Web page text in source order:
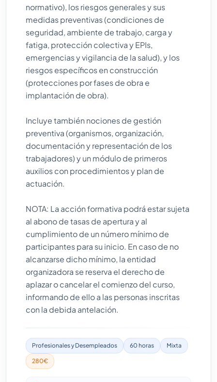
normativo), los riesgos generales y sus
medidas preventivas (condiciones de
seguridad, ambiente de trabajo, carga y
fatiga, protección colectiva y EPIs,
emergencias y vigilancia de la salud), y los
riesgos específicos en construcción
(protecciones por fases de obra e
implantación de obra).
Incluye también nociones de gestión
preventiva (organismos, organización,
documentación y representación de los
trabajadores) y un módulo de primeros
auxilios con procedimientos y plan de
actuación.
NOTA: La acción formativa podrá estar sujeta
al abono de tasas de apertura y al
cumplimiento de un número mínimo de
participantes para su inicio. En caso de no
alcanzarse dicho mínimo, la entidad
organizadora se reserva el derecho de
aplazar o cancelar el comienzo del curso,
informando de ello a las personas inscritas
con la debida antelación.
Profesionales y Desempleados 60 horas Mixta
280€